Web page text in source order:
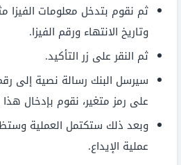
ثم نقوم بتدخل معلومات الفيزا
وتاريخ الانتهاء ورقم الفيزا.
ثم النقر على زر التأكيد.
سيرسل البنك رسالة نصية إلى
على رمز متغير، نقوم بإدخال
وبعد ذلك ستكتمل العملية
عملية الإيداع.